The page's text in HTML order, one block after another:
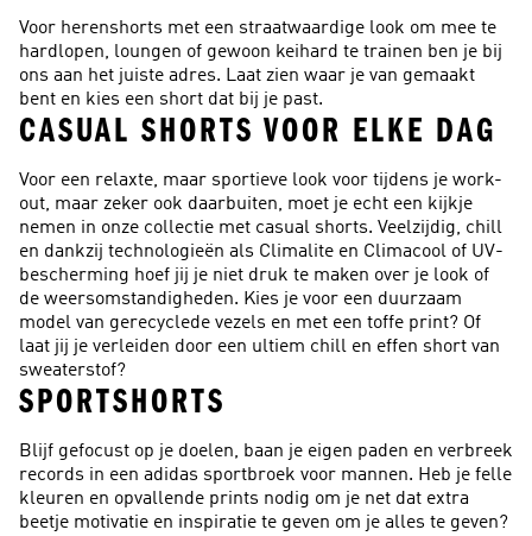
Voor herenshorts met een straatwaardige look om mee te
hardlopen, loungen of gewoon keihard te trainen ben je bij
ons aan het juiste adres. Laat zien waar je van gemaakt
bent en kies een short dat bij je past.
CASUAL SHORTS VOOR ELKE DAG
Voor een relaxte, maar sportieve look voor tijdens je work-
out, maar zeker ook daarbuiten, moet je echt een kijkje
nemen in onze collectie met casual shorts. Veelzijdig, chill
en dankzij technologieën als Climalite en Climacool of UV-
bescherming hoef jij je niet druk te maken over je look of
de weersomstandigheden. Kies je voor een duurzaam
model van gerecyclede vezels en met een toffe print? Of
laat jij je verleiden door een ultiem chill en effen short van
sweaterstof?
SPORTSHORTS
Blijf gefocust op je doelen, baan je eigen paden en verbreek
records in een adidas sportbroek voor mannen. Heb je felle
kleuren en opvallende prints nodig om je net dat extra
beetje motivatie en inspiratie te geven om je alles te geven?